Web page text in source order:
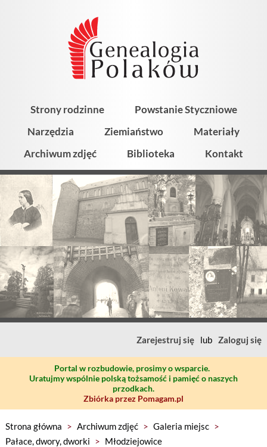
Strony rodzinne
Powstanie Styczniowe
Narzędzia
Ziemiaństwo
Materiały
Archiwum zdjęć
Biblioteka Kontakt
Zarejestruj się lub Zaloguj się
Portal w rozbudowie, prosimy o wsparcie.
Uratujmy wspólnie polską tożsamość i pamięć o naszych
przodkach.
Zbiórka przez Pomagam.pl
Strona główna > Archiwum zdjęć > Galeria miejsc >
Pałace, dwory, dworki > Młodziejowice